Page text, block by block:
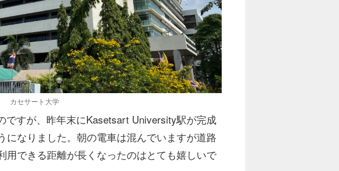
カセサート大学
ですが、昨年末にKasetsart University駅が完成
になりました。朝の電車は混んでいますが道路
用できる距離が長くなったのはとても嬉しいで